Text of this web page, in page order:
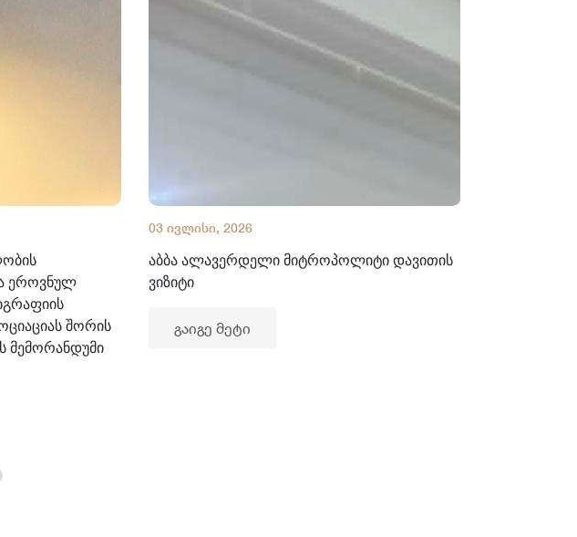
ეროვნულ
შორის
03 ივლისი, 2026
აბბა ალავერდელი მიტროპოლიტი დავითის
ვიზიტი
გაიგე მეტი